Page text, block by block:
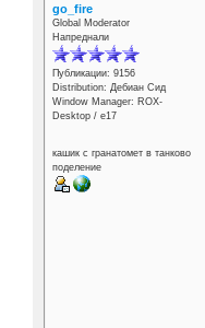
go_fire
Global Moderator
Напреднали
Публикации: 9156
Distribution: Дебиан Сид
Window Manager: ROX-
Desktop / е17
кашик с гранатомет в танково
поделение